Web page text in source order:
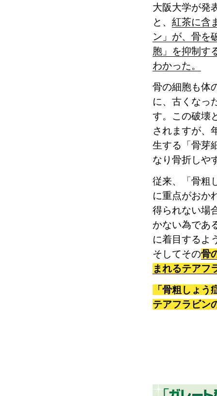
大阪大学が発
と、 紅茶に含
ン」が、骨を
胞」を抑制す
わかった。
骨の細胞も体
に、古くなっ
す。この破壊
されますが、
生する「骨芽
なり骨折しや
従来、「骨粗
に重点がおか
得られない場
かない為であ
に着目するよ
そしてその骨
まれるテアフ
「骨粗しょ
テアフラビン